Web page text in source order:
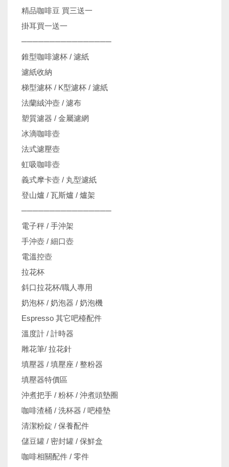
精品咖啡豆 買三送一
掛耳買一送一
────────────────
錐型咖啡濾杯 / 濾紙
濾紙收納
梯型濾杯 / K型濾杯 / 濾紙
法蘭絨沖壺 / 濾布
塑質濾器 / 金屬濾網
冰滴咖啡壺
法式濾壓壺
虹吸咖啡壺
義式摩卡壺 / 丸型濾紙
登山爐 / 瓦斯爐 / 爐架
────────────────
電子秤 / 手沖架
手沖壺 / 細口壺
電溫控壺
拉花杯
斜口拉花杯/職人專用
奶泡杯 / 奶泡器 / 奶泡機
Espresso 其它吧檯配件
溫度計 / 計時器
雕花筆/ 拉花針
填壓器 / 填壓座 / 整粉器
填壓器特價區
沖煮把手 / 粉杯 / 沖煮頭墊圈
咖啡渣桶 / 洗杯器 / 吧檯墊
清潔粉錠 / 保養配件
儲豆罐 / 密封罐 / 保鮮盒
咖啡相關配件 / 零件